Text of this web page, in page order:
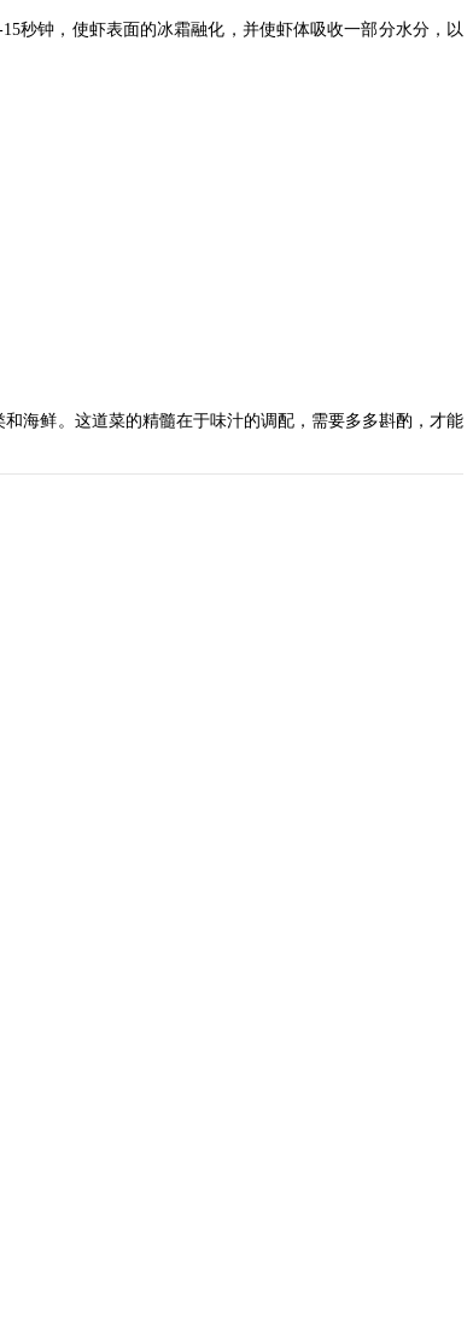
15秒钟，使虾表面的冰霜融化，并使虾体吸收一部分水分，以
海鲜。这道菜的精髓在于味汁的调配，需要多多斟酌，才能